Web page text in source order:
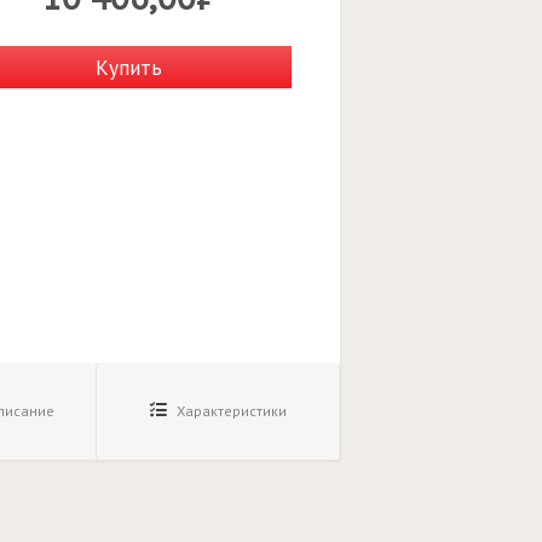
Купить
Характеристики